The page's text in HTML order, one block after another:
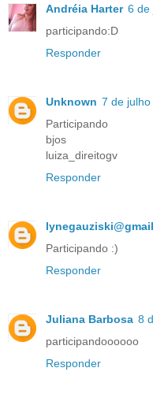
Andréia Harter 6 de
participando:D
Responder
Unknown 7 de
Participando
bjos
luiza_direitogv
Responder
Participando :)
Responder
Juliana Barbosa 8
participandoooooo
Responder